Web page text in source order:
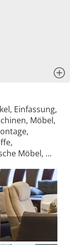
Einfassung,
Möbel,
Möbel, …